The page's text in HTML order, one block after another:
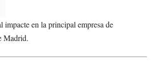
impacte en la principal empresa de
Madrid.